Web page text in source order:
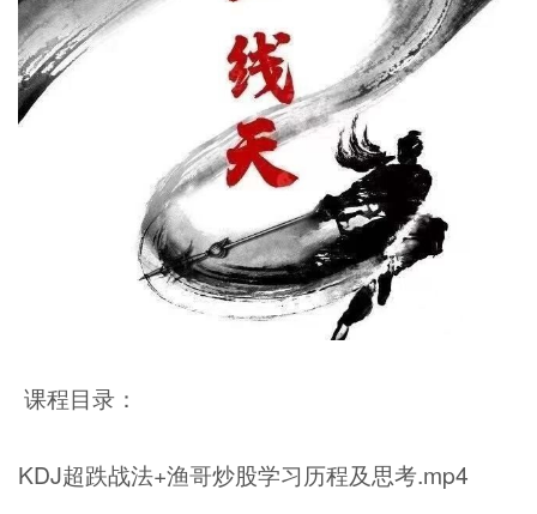
课程目录：
KDJ超跌战法+渔哥炒股学习历程及思考.mp4